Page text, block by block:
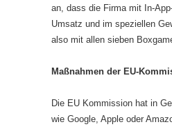
an, dass die Firma mit In-
Umsatz und im speziellen
also mit allen sieben
Maßnahmen der EU-
Die EU Kommission hat in
wie Google, Apple oder